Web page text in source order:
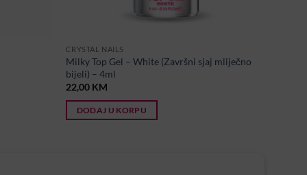
CRYSTAL NAILS
Milky Top Gel – White (Završni sjaj mliječno
bijeli) – 4ml
22,00 KM
DODAJ U KORPU